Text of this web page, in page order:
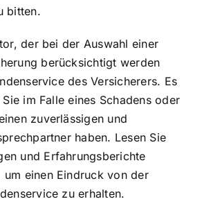
bitten.
der bei der Auswahl einer
berücksichtigt werden
des Versicherers. Es
im Falle eines Schadens oder
zuverlässigen und
haben. Lesen Sie
und Erfahrungsberichte
um einen Eindruck von der
zu erhalten.